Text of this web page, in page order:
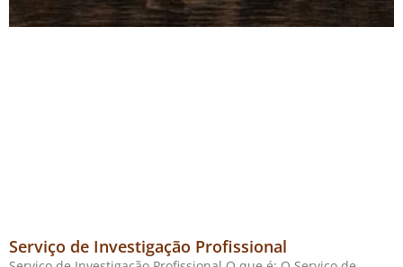
Serviço de Investigação Profissional